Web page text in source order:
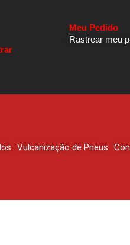
Meu Pedido
Rastrear meu
Vulcanização de Pneus